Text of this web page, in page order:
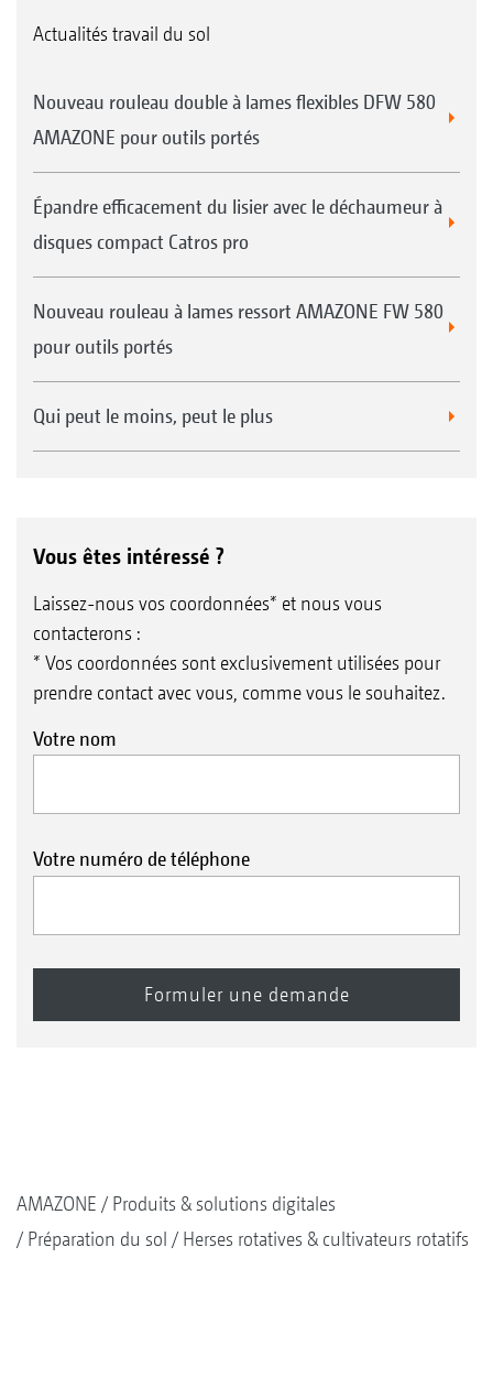
Actualités travail du sol
Nouveau rouleau double à lames flexibles DFW 580
AMAZONE pour outils portés
Épandre efficacement du lisier avec le déchaumeur à
disques compact Catros pro
Nouveau rouleau à lames ressort AMAZONE FW 580
pour outils portés
Qui peut le moins, peut le plus
Vous êtes intéressé ?
Laissez-nous vos coordonnées* et nous vous
contacterons :
* Vos coordonnées sont exclusivement utilisées pour
prendre contact avec vous, comme vous le souhaitez.
Votre nom
Votre numéro de téléphone
AMAZONE
Produits & solutions digitales
Préparation du sol
Herses rotatives & cultivateurs rotatifs